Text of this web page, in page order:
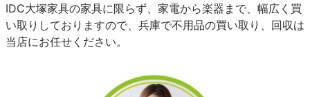
IDC大塚家具の家具に限らず、家電から楽器まで、幅広く買
い取りしておりますので、兵庫で不用品の買い取り、回収は
当店にお任せください。